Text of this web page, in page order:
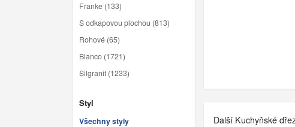
Franke (133)
S odkapovou plochou (813)
Rohové (65)
Blanco (1721)
Silgranit (1233)
Styl
Všechny styly
Další Kuchyňské